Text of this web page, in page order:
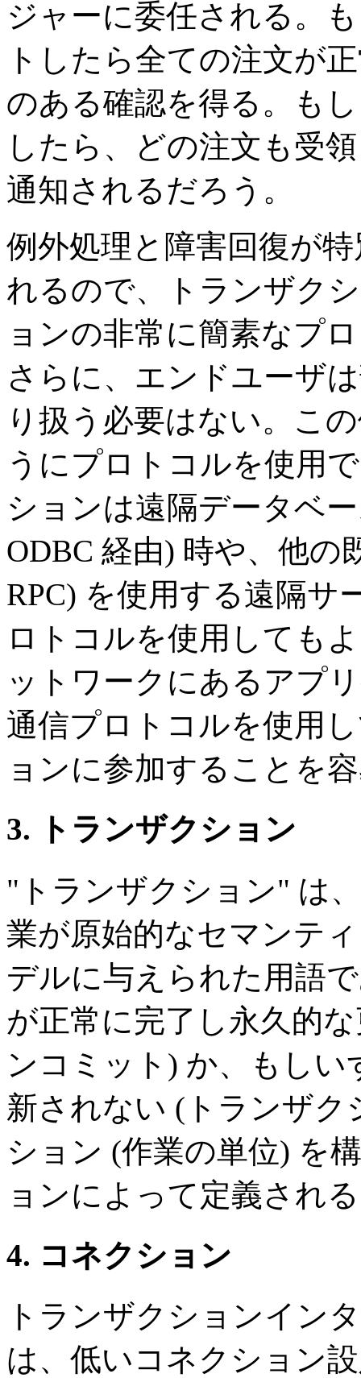
ジャーに委任される。
トしたら全ての注文が
のある確認を得る。も
したら、どの注文も受
通知されるだろう。
例外処理と障害回復が
れるので、トランザク
ョンの非常に簡素なプ
さらに、エンドユーザ
り扱う必要はない。こ
うにプロトコルを使用
ションは遠隔データベ
ODBC 経由) 時や、他
RPC) を使用する遠隔サ
ロトコルを使用しても
ットワークにあるアプ
通信プロトコルを使用
ョンに参加することを
3. トランザクション
"トランザクション" は
業が原始的なセマンテ
デルに与えられた用語
が正常に完了し永久的
ンコミット) か、もし
新されない (トランザ
ション (作業の単位) を
ョンによって定義され
4. コネクション
トランザクションイン
は、低いコネクション